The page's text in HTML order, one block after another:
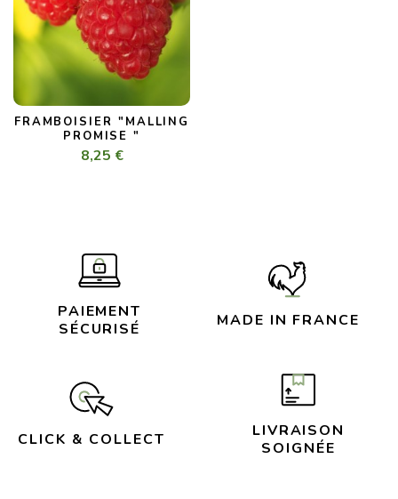
FRAMBOISIER "MALLING
PROMISE "
8,25 €
PAIEMENT
SÉCURISÉ
MADE IN FRANCE
CLICK & COLLECT
LIVRAISON
SOIGNÉE